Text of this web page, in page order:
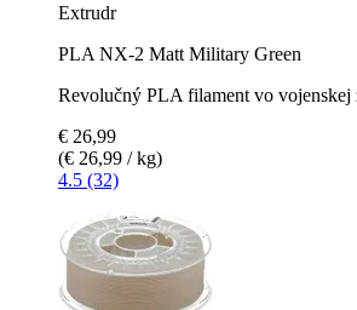
Extrudr
PLA NX-2 Matt Military Green
Revolučný PLA filament vo vojenskej
€ 26,99
(€ 26,99 / kg)
4.5 (32)